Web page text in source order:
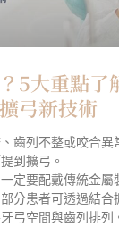
5大重點了
弓新技術
齒列不整或咬合異
到擴弓。
定要配戴傳統金屬
分患者可透過結合
弓空間與齒列排列